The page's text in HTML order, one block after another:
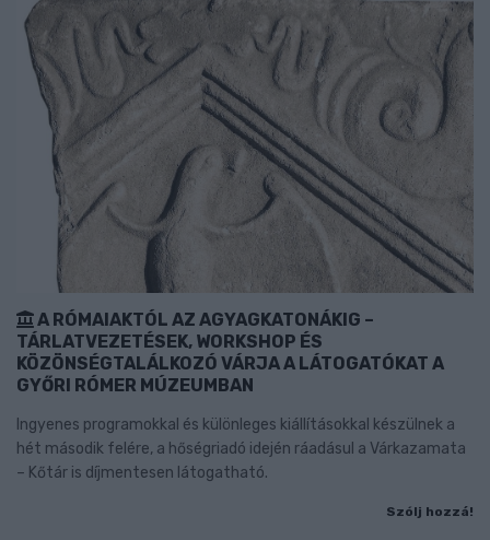
A RÓMAIAKTÓL AZ AGYAGKATONÁKIG –
TÁRLATVEZETÉSEK, WORKSHOP ÉS
KÖZÖNSÉGTALÁLKOZÓ VÁRJA A LÁTOGATÓKAT A
GYŐRI RÓMER MÚZEUMBAN
Ingyenes programokkal és különleges kiállításokkal készülnek a
hét második felére, a hőségriadó idején ráadásul a Várkazamata
– Kőtár is díjmentesen látogatható.
Szólj hozzá!